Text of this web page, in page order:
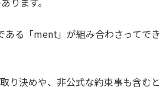
ある「ment」が組み合わさってでき
り決めや、非公式な約束事も含むと